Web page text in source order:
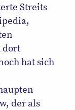
Streits
dort
hat sich
der als